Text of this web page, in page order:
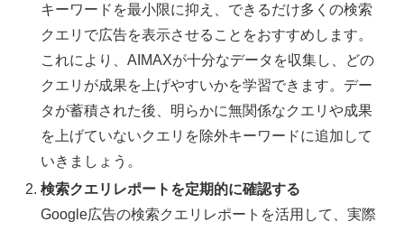
キーワードを最小限に抑え、できるだけ多くの検索
クエリで広告を表示させることをおすすめします。
これにより、AIMAXが十分なデータを収集し、どの
クエリが成果を上げやすいかを学習できます。デー
タが蓄積された後、明らかに無関係なクエリや成果
を上げていないクエリを除外キーワードに追加して
いきましょう。
検索クエリレポートを定期的に確認する
Google広告の検索クエリレポートを活用して、実際